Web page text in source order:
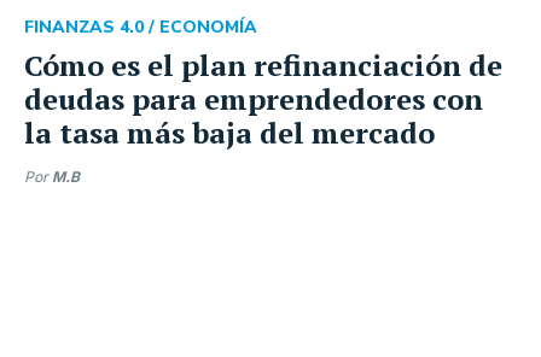
Cómo es el plan refinanciación de
deudas para emprendedores con
la tasa más baja del mercado
FINANZAS 4.0 / ECONOMÍA
Por M.B